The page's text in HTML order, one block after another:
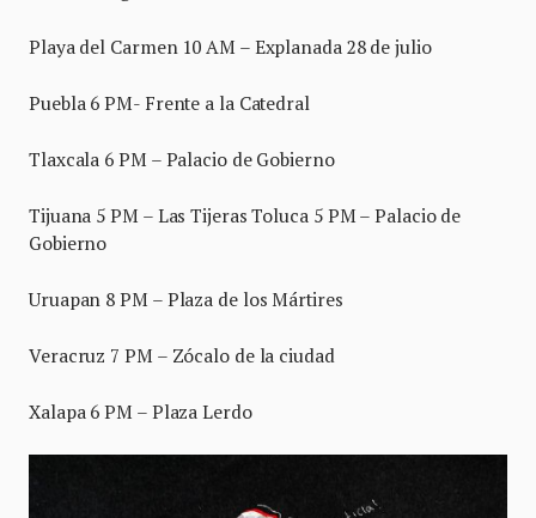
Playa del Carmen 10 AM – Explanada 28 de julio
Puebla 6 PM- Frente a la Catedral
Tlaxcala 6 PM – Palacio de Gobierno
Tijuana 5 PM – Las Tijeras Toluca 5 PM – Palacio de
Gobierno
Uruapan 8 PM – Plaza de los Mártires
Veracruz 7 PM – Zócalo de la ciudad
Xalapa 6 PM – Plaza Lerdo